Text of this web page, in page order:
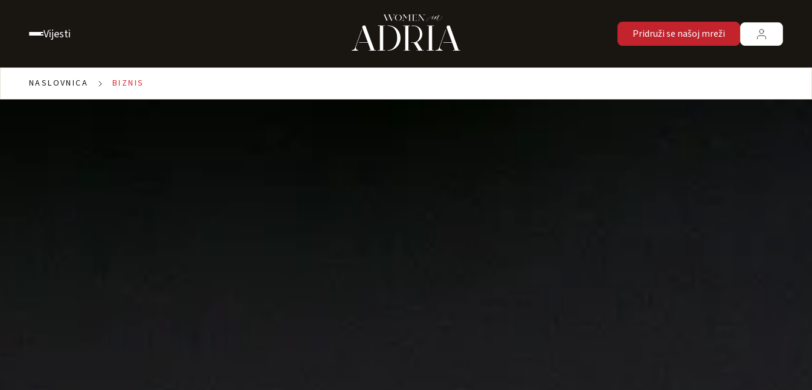
Vijesti Pridruži se našoj mreži
NASLOVNICA BIZNIS